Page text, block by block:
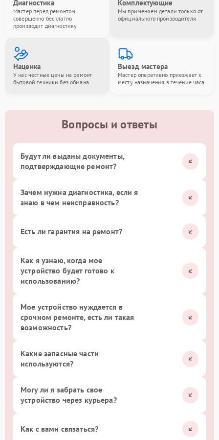
Диагностика
Мастер перед ремонтом
совершенно бесплатно
производит диагностику
Комплектующие
Мы применяем детали только от
официального производителя
Наценка
У нас честные цены на ремонт
бытовой техники без обмана
Выезд мастера
Мастер оперативно приезжает к
месту назначения в течение часа
Вопросы и ответы
Будут ли выданы документы,
подтверждающие ремонт?
Зачем нужна диагностика, если я
знаю в чем неисправность?
Есть ли гарантия на ремонт?
Как я узнаю, когда мое
устройство будет готово к
использованию?
Мое устройство нуждается в
срочном ремонте, есть ли такая
возможность?
Какие запасные части
используются?
Могу ли я забрать свое
устройство через курьера?
Как с вами связаться?